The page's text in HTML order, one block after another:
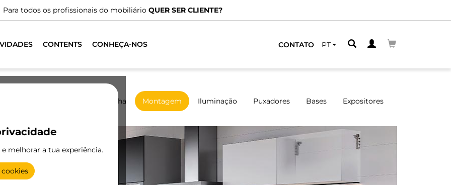
CONTENTS CONHEÇA-NOS CONTATO PT
melhorar a tua experiência.
Cozinha Montagem Iluminação Puxadores Bases Expositores